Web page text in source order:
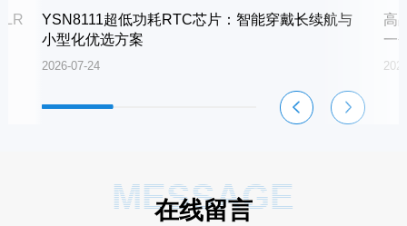
YSN8111超低功耗RTC芯片：智能穿戴长续航与
小型化优选方案
2026-07-24
高
一
MESSAGE
在线留言